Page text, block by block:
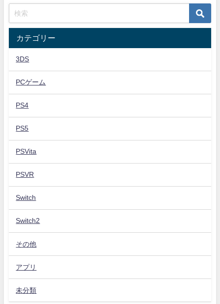
カテゴリー
3DS
PCゲーム
PS4
PS5
PSVita
PSVR
Switch
Switch2
その他
アプリ
未分類